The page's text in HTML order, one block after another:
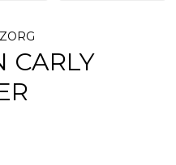
CARLY